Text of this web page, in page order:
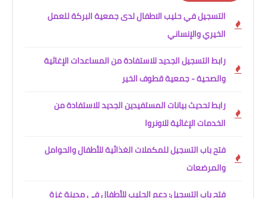
التسجيل في حليب الاطفال لدى جمعية البركة للعمل
الخيري والإنساني
رابط التسجيل الجديد للاستفادة من المساعدات الإغاثية
والصحية - جمعية قطوف الخير
رابط تحديث بيانات المستفيدين الجديد للاستفادة من
الخدمات الإغاثية للاونروا
فتح باب التسجيل للمكملات الغذائية للأطفال والحوامل
والمرضعات
فتح باب التسجيل: دعم الحليب للأطفال في مدينة غزة